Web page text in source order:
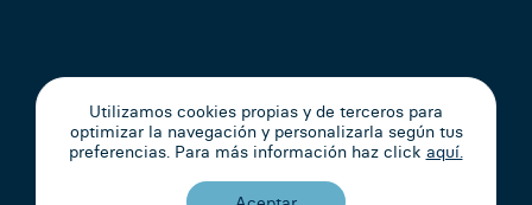
Utilizamos cookies propias y de terceros para
optimizar la navegación y personalizarla según tus
preferencias. Para más información haz click aquí.
+34 653 50 23 88